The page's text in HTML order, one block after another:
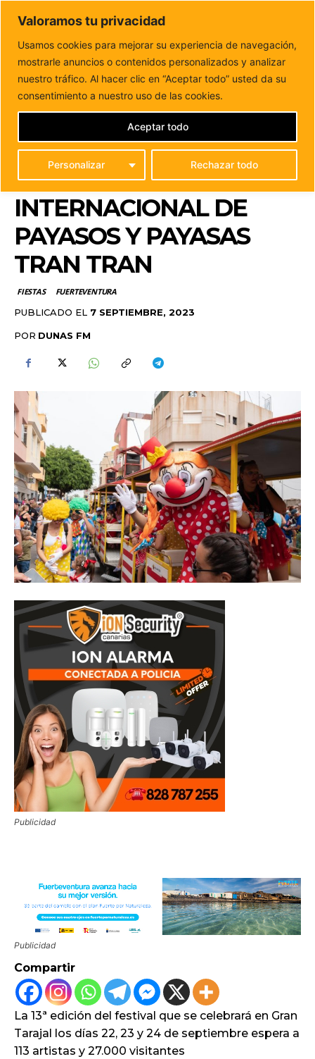
Valoramos tu privacidad
Usamos cookies para mejorar su experiencia de navegación,
mostrarle anuncios o contenidos personalizados y analizar
nuestro tráfico. Al hacer clic en “Aceptar todo” usted da su
consentimiento a nuestro uso de las cookies.
Personalizar Rechazar todo
Aceptar todo
DUNAS FM
Tu informacion de forma cercana
Inicio FIESTAS
2023 se convierte en el año de las
novedades del Festival Internacional...
2023 SE CONVIERTE EN
EL AÑO DE LAS
NOVEDADES DEL
FESTIVAL
INTERNACIONAL DE
PAYASOS Y PAYASAS
TRAN TRAN
FIESTAS FUERTEVENTURA
PUBLICADO EL 7 SEPTIEMBRE, 2023
POR DUNAS FM
Publicidad
Publicidad
Compartir
La 13ª edición del festival que se celebrará en Gran
Tarajal los días 22, 23 y 24 de septiembre espera a
113 artistas y 27.000 visitantes